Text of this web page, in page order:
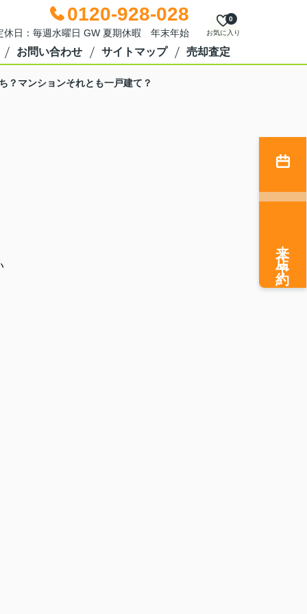
0120-928-028
日：毎週水曜日 GW 夏期休暇 年末年始 お気に入り
0
お問い合わせ サイトマップ 売却査定
？マンションそれとも一戸建て？
来店予約